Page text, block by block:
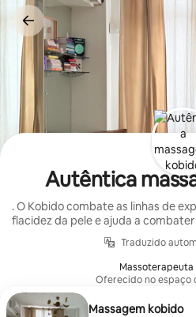
Pular
conteúdo
Autêntica
. O Kobido combate as linhas de
flacidez da pele e ajuda a
Traduzido
Massoterapeuta
Oferecido no espaço
Massagem kobido